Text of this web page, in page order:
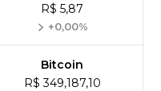
R$ 5,87
+0,00%
Bitcoin
R$ 349,187,10